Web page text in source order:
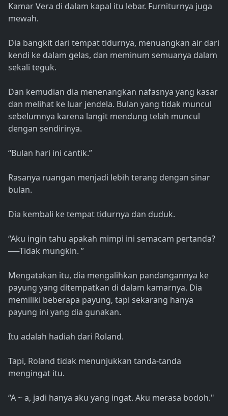
Kamar Vera di dalam kapal itu lebar. Furniturnya juga
mewah.
Dia bangkit dari tempat tidurnya, menuangkan air dari
kendi ke dalam gelas, dan meminum semuanya dalam
sekali teguk.
Dan kemudian dia menenangkan nafasnya yang kasar
dan melihat ke luar jendela. Bulan yang tidak muncul
sebelumnya karena langit mendung telah muncul
dengan sendirinya.
“Bulan hari ini cantik.”
Rasanya ruangan menjadi lebih terang dengan sinar
bulan.
Dia kembali ke tempat tidurnya dan duduk.
“Aku ingin tahu apakah mimpi ini semacam pertanda?
──Tidak mungkin. ”
Mengatakan itu, dia mengalihkan pandangannya ke
payung yang ditempatkan di dalam kamarnya. Dia
memiliki beberapa payung, tapi sekarang hanya
payung ini yang dia gunakan.
Itu adalah hadiah dari Roland.
Tapi, Roland tidak menunjukkan tanda-tanda
mengingat itu.
“A ~ a, jadi hanya aku yang ingat. Aku merasa bodoh."